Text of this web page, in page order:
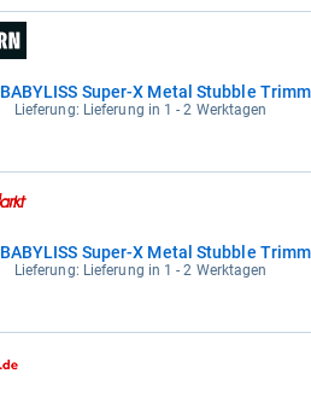
BABYLISS Super-X Metal Stubble
Lieferung: Lieferung in 1 - 2 Werktagen
BABYLISS Super-X Metal Stubble
Lieferung: Lieferung in 1 - 2 Werktagen